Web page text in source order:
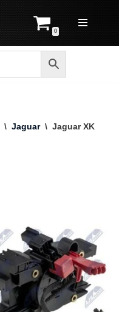
0
\ Jaguar \ Jaguar XK